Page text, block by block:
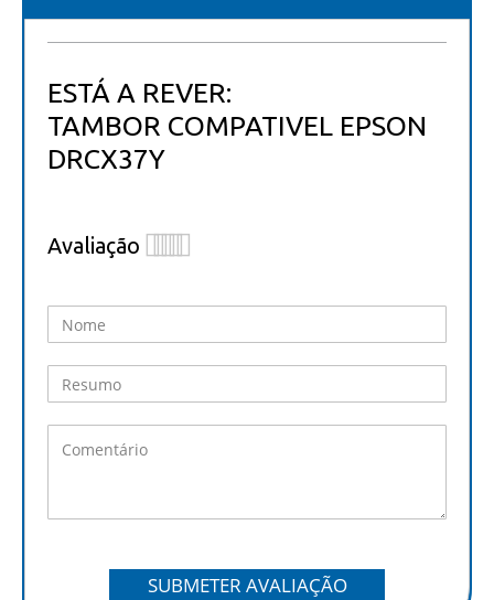
ESTÁ A REVER:
TAMBOR COMPATIVEL EPSON
DRCX37Y
Avaliação
SUBMETER AVALIAÇÃO